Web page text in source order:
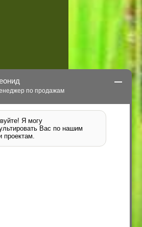
по продажам
Я могу
Вас по нашим
проектам.